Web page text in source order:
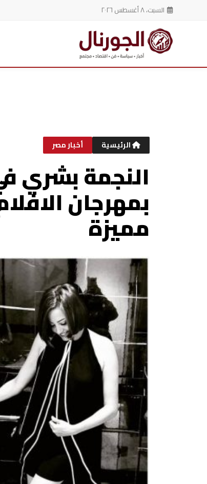
السبت، ٨ أغسطس ٢٠٢٦
الرئيسية أخبار مصر
النجمة بشري
بمهرجان
مميزة